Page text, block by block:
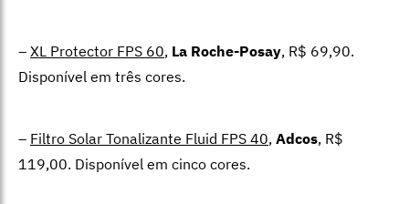
– XL Protector FPS 60, La Roche-Posay, R$ 69,90.
Disponível em três cores.
– Filtro Solar Tonalizante Fluid FPS 40, Adcos, R$
119,00. Disponível em cinco cores.